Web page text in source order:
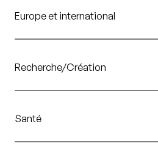
Europe et international
Recherche/Création
Santé